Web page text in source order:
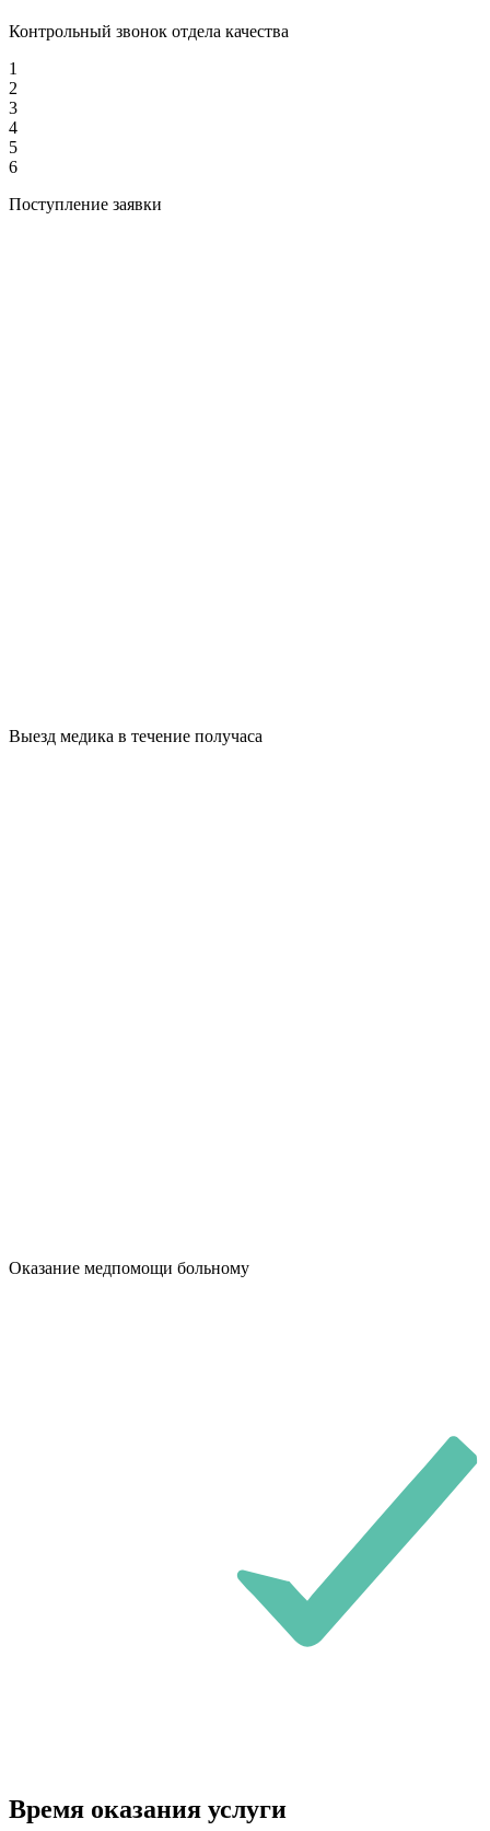
Контрольный звонок отдела качества
1
2
3
4
5
6
Поступление заявки
Выезд медика в течение получаса
Оказание медпомощи больному
Время оказания услуги